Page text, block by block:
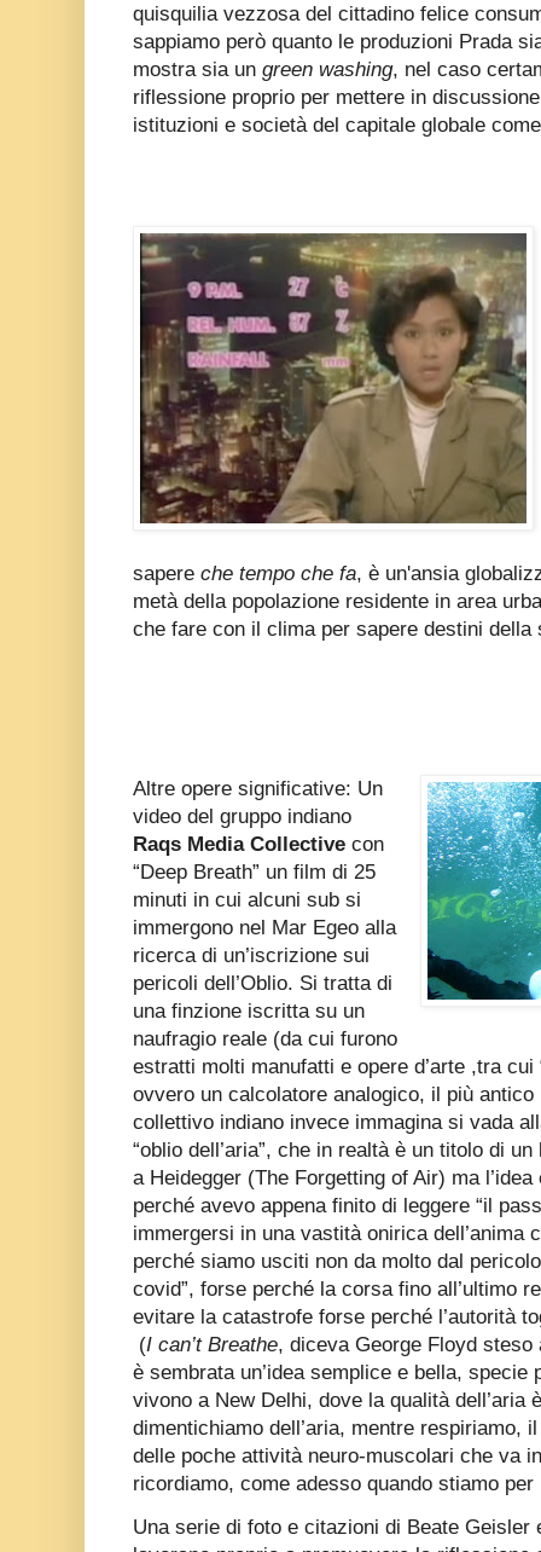
quisquilia vezzosa del cittadino felice
sappiamo però quanto le produzioni Prada
mostra sia un green washing, nel caso
riflessione proprio per mettere in
istituzioni e società del capitale globale
sapere che tempo che fa, è un'ansia
metà della popolazione residente in area
che fare con il clima per sapere destini della
Altre opere significative: Un
video del gruppo indiano
Raqs Media Collective con
“Deep Breath” un film di 25
minuti in cui alcuni sub si
immergono nel Mar Egeo alla
ricerca di un’iscrizione sui
pericoli dell’Oblio. Si tratta di
una finzione iscritta su un
naufragio reale (da cui furono
estratti molti manufatti e opere d’arte ,tra cui
ovvero un calcolatore analogico, il più
collettivo indiano invece immagina si vada
“oblio dell’aria”, che in realtà è un titolo di
a Heidegger (The Forgetting of Air) ma
perché avevo appena finito di leggere “il
immergersi in una vastità onirica dell’anima
perché siamo usciti non da molto dal
covid”, forse perché la corsa fino all’ultimo
evitare la catastrofe forse perché l’autorità
(I can’t Breathe, diceva George Floyd
è sembrata un’idea semplice e bella, specie
vivono a New Delhi, dove la qualità dell’aria
dimentichiamo dell’aria, mentre respiriamo,
delle poche attività neuro-muscolari che va
ricordiamo, come adesso quando stiamo
Una serie di foto e citazioni di Beate Geisler